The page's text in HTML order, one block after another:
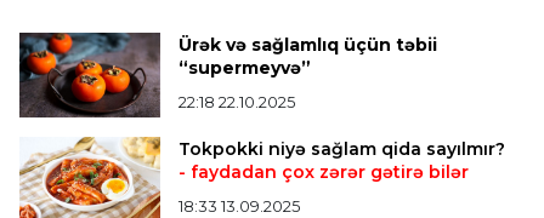
Bütün xəbərlər >>>
Ürək və sağlamlıq üçün təbii
“supermeyvə”
22:18 22.10.2025
Tokpokki niyə sağlam qida sayılmır?
- faydadan çox zərər gətirə bilər
18:33 13.09.2025